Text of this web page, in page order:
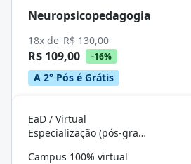
Neuropsicopedagogia
18x de R$ 130,00
R$ 109,00 -16%
A 2° Pós é Grátis
EaD / Virtual
Especialização (pós-graduação)
Campus 100% virtual